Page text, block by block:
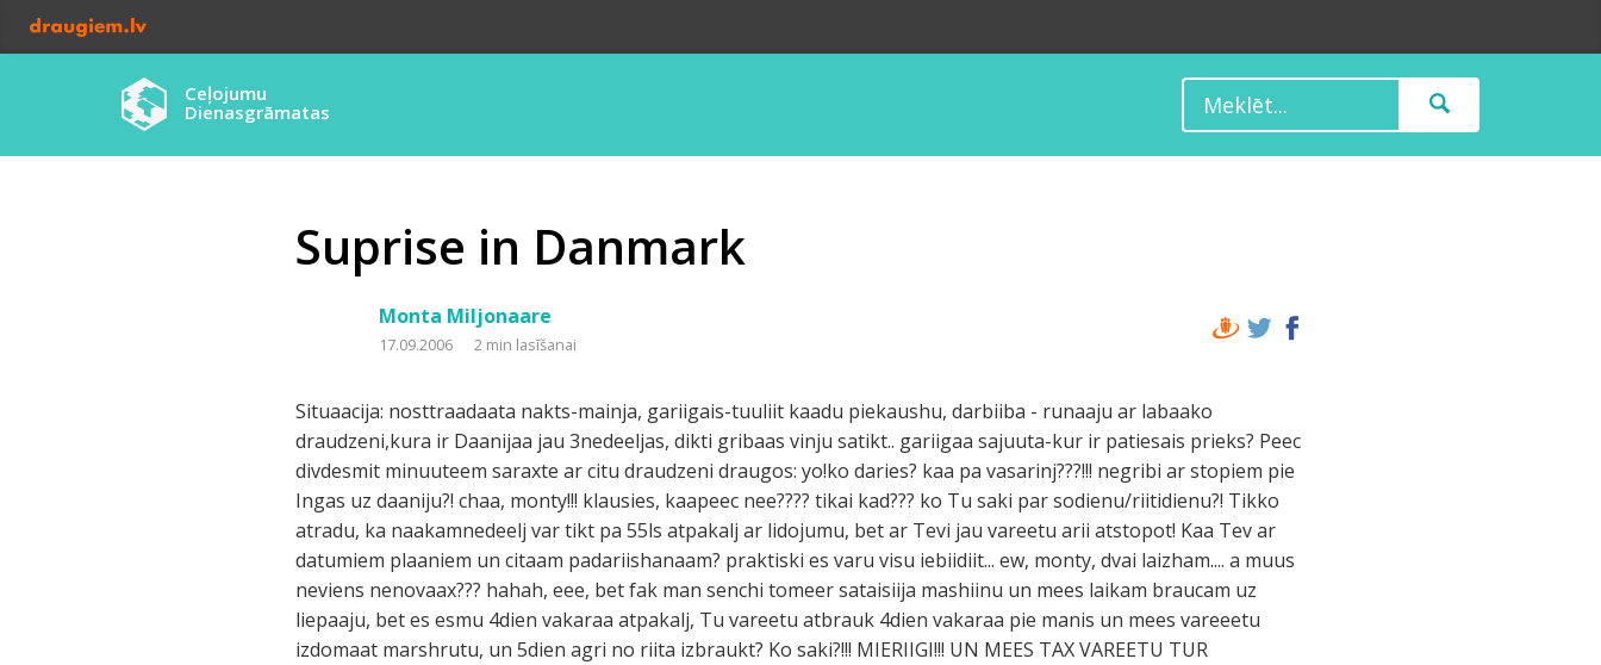
Ceļojumu
Dienasgrāmatas
Suprise in Danmark
Monta Miljonaare
17.09.2006 2 min lasīšanai
Situaacija: nosttraadaata nakts-mainja, gariigais-tuuliit kaadu piekaushu, darbiiba - runaaju ar labaako
draudzeni,kura ir Daanijaa jau 3nedeeljas, dikti gribaas vinju satikt.. gariigaa sajuuta-kur ir patiesais prieks? Peec
divdesmit minuuteem saraxte ar citu draudzeni draugos: yo!ko daries? kaa pa vasarinj???!!! negribi ar stopiem pie
Ingas uz daaniju?! chaa, monty!!! klausies, kaapeec nee???? tikai kad??? ko Tu saki par sodienu/riitidienu?! Tikko
atradu, ka naakamnedeelj var tikt pa 55ls atpakalj ar lidojumu, bet ar Tevi jau vareetu arii atstopot! Kaa Tev ar
datumiem plaaniem un citaam padariishanaam? praktiski es varu visu iebiidiit... ew, monty, dvai laizham.... a muus
neviens nenovaax??? hahah, eee, bet fak man senchi tomeer sataisiija mashiinu un mees laikam braucam uz
liepaaju, bet es esmu 4dien vakaraa atpakalj, Tu vareetu atbrauk 4dien vakaraa pie manis un mees vareeetu
izdomaat marshrutu, un 5dien agri no riita izbraukt? Ko saki?!!! MIERIIGI!!! UN MEES TAX VAREETU TUR